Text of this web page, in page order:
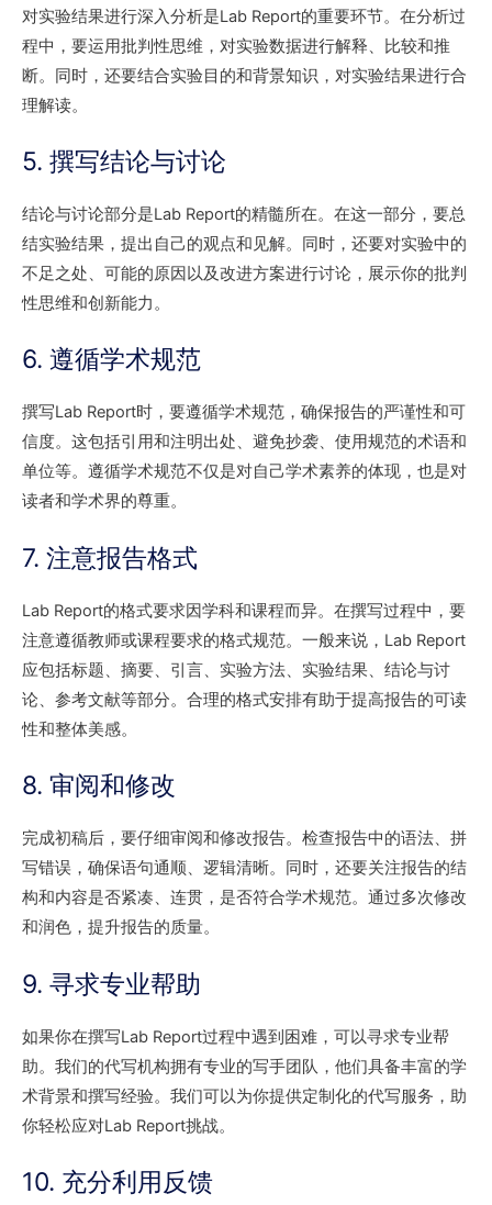
对实验结果进行深入分析是Lab Report的重要环节。在分析过
程中，要运用批判性思维，对实验数据进行解释、比较和推
断。同时，还要结合实验目的和背景知识，对实验结果进行合
理解读。
5. 撰写结论与讨论
结论与讨论部分是Lab Report的精髓所在。在这一部分，要总
结实验结果，提出自己的观点和见解。同时，还要对实验中的
不足之处、可能的原因以及改进方案进行讨论，展示你的批判
性思维和创新能力。
6. 遵循学术规范
撰写Lab Report时，要遵循学术规范，确保报告的严谨性和可
信度。这包括引用和注明出处、避免抄袭、使用规范的术语和
单位等。遵循学术规范不仅是对自己学术素养的体现，也是对
读者和学术界的尊重。
7. 注意报告格式
Lab Report的格式要求因学科和课程而异。在撰写过程中，要
注意遵循教师或课程要求的格式规范。一般来说，Lab Report
应包括标题、摘要、引言、实验方法、实验结果、结论与讨
论、参考文献等部分。合理的格式安排有助于提高报告的可读
性和整体美感。
8. 审阅和修改
完成初稿后，要仔细审阅和修改报告。检查报告中的语法、拼
写错误，确保语句通顺、逻辑清晰。同时，还要关注报告的结
构和内容是否紧凑、连贯，是否符合学术规范。通过多次修改
和润色，提升报告的质量。
9. 寻求专业帮助
如果你在撰写Lab Report过程中遇到困难，可以寻求专业帮
助。我们的代写机构拥有专业的写手团队，他们具备丰富的学
术背景和撰写经验。我们可以为你提供定制化的代写服务，助
你轻松应对Lab Report挑战。
10. 充分利用反馈